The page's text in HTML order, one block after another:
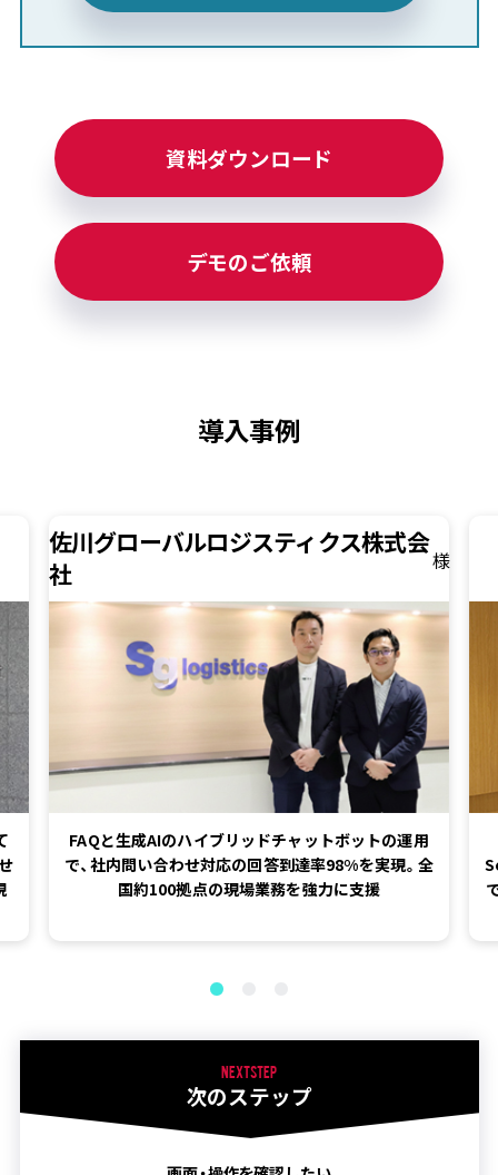
資料ダウンロード
デモのご依頼
導入事例
佐川グローバルロジスティクス株式会
社
様
FAQと生成AIのハイブリッドチャットボットの運用
で、社内問い合わせ対応の回答到達率98%を実現。全
国約100拠点の現場業務を強力に支援
NEXT STEP
次のステップ